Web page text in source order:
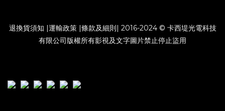
退換貨須知 |運輸政策|條款及細則| 2016-2024 © 卡西堤光電科技
有限公司版權所有影視及文字圖片禁止停止盜用